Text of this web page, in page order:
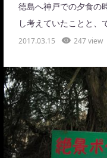
徳島へ神戸での夕食の
し考えていたことと、
2017.03.15 247 view